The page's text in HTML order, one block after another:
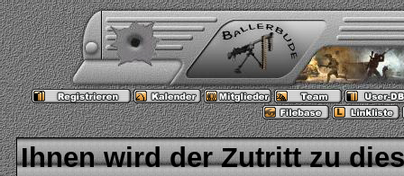
Ihnen wird der Zutritt zu